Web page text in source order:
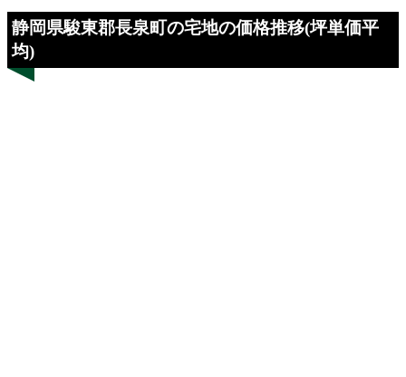
静岡県駿東郡長泉町の宅地の価格推移(坪単価平
均)